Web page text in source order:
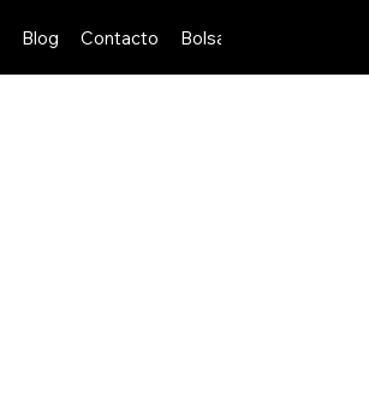
Blog Contacto Bolsa de Trabajo